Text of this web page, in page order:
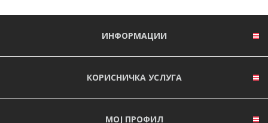
ИНФОРМАЦИИ
КОРИСНИЧКА УСЛУГА
МОЈ ПРОФИЛ